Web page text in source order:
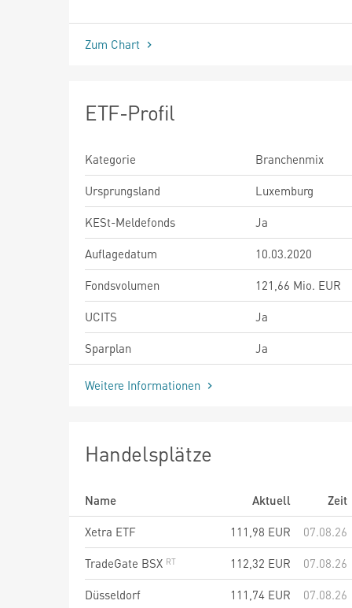
seit Beginn
Zum Chart
ETF-Profil
Kategorie
Branchenmix
Ursprungsland
Luxemburg
KESt-Meldefonds
Ja
Auflagedatum
10.03.2020
Fondsvolumen
121,66 Mio. EUR
UCITS
Ja
Sparplan
Ja
Weitere Informationen
Handelsplätze
Name Aktuell
Zeit
Xetra ETF
111,98 EUR
07.08.26
TradeGate BSX
112,32 EUR
07.08.26
Düsseldorf
111,74 EUR
07.08.26